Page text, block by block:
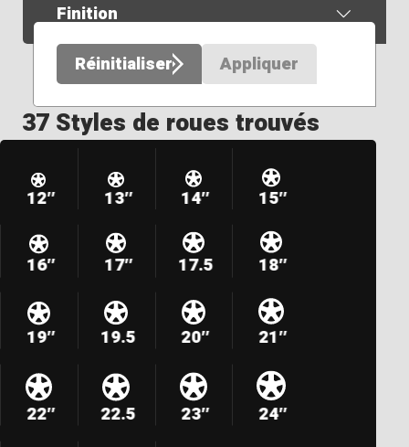
Finition
Réinitialiser
Appliquer
37 Styles de roues trouvés
12″ 13″ 14″ 15″
16″ 17″ 17.5 18″
19″ 19.5 20″ 21″
22″ 22.5 23″ 24″